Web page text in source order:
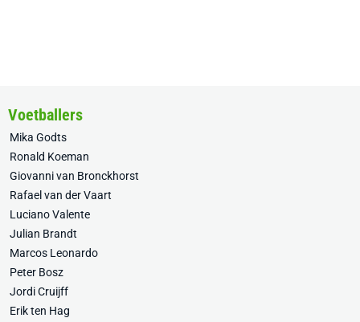
Voetballers
Mika Godts
Ronald Koeman
Giovanni van Bronckhorst
Rafael van der Vaart
Luciano Valente
Julian Brandt
Marcos Leonardo
Peter Bosz
Jordi Cruijff
Erik ten Hag